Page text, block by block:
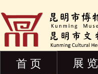
首 页 展 览